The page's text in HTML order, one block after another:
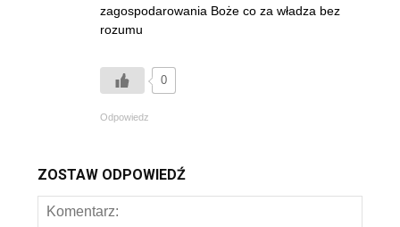
zagospodarowania Boże co za władza bez
rozumu
0
Odpowiedz
ZOSTAW ODPOWIEDŹ